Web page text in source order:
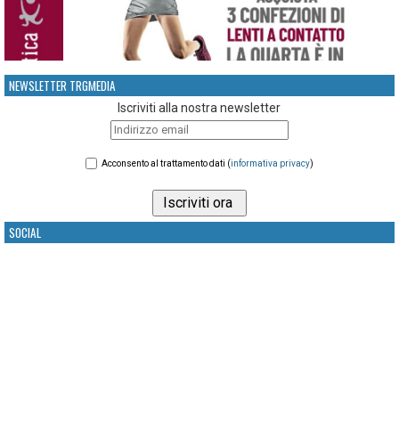
NEWSLETTER TRGMEDIA
Iscriviti alla nostra newsletter
Acconsento al trattamento dati (informativa privacy)
SOCIAL